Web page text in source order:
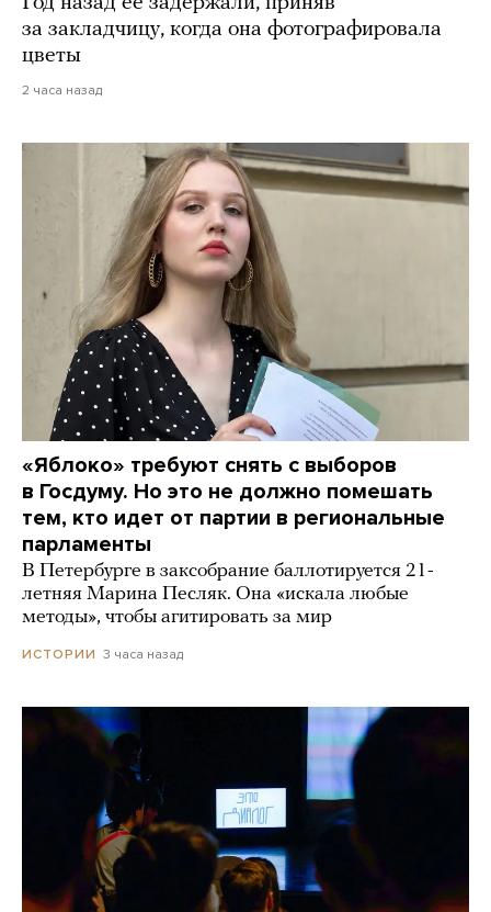
за закладчицу, когда она фотографировала
цветы
2 часа назад
«Яблоко» требуют снять с выборов
в Госдуму. Но это не должно помешать
тем, кто идет от партии в региональные
парламенты
В Петербурге в заксобрание баллотируется 21-
летняя Марина Песляк. Она «искала любые
методы», чтобы агитировать за мир
ИСТОРИИ 3 часа назад